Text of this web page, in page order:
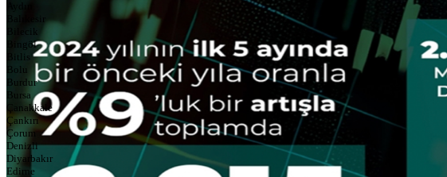
Bilecik
Bingöl
Bitlis
Bolu
Burdur
Bursa
Çanakkale
Çankırı
Çorum
Denizli
Diyarbakır
Edirne